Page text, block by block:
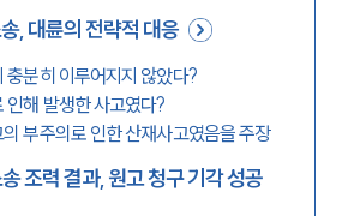
, 대륜의 전략적 대응
충분히 이루어지지 않았다?
인해 발생한 사고였다?
부주의로 인한 산재사고였음을 주장
조력 결과, 원고 청구 기각 성공